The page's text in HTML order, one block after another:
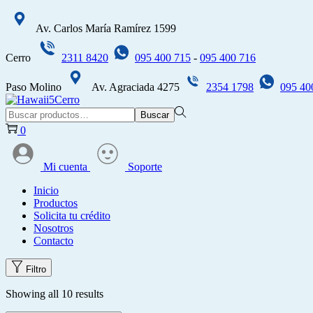
Av. Carlos María Ramírez 1599
Cerro 2311 8420 095 400 715 - 095 400 716
Paso Molino Av. Agraciada 4275 2354 1798
095
Saltar
a
la
navegación
Saltar
al
contenido
Búsqueda
para:>
Buscar
0
Mi cuenta
Soporte
Inicio
Productos
Solicita tu crédito
Nosotros
Contacto
Filtro
Showing all 10 results